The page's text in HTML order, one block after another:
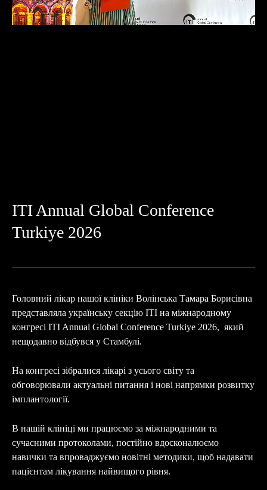
ITI Annual Global Conference
Turkiye 2026
Головний лікар нашої клініки Волінська Тамара Борисівна
представляла українську секцію ITI на міжнародному
конгресі ITI Annual Global Conference Turkiye 2026, який
нещодавно відбувся у Стамбулі.
На конгресі зібралися лікарі з усього світу та
обговорювали актуальні питання і нові напрямки розвитку
імплантології.
В нашій клініці ми працюємо за міжнародними та
сучасними протоколами, постійно вдосконалюємо
навички та впроваджуємо новітні методики, щоб надавати
пацієнтам лікування найвищого рівня.